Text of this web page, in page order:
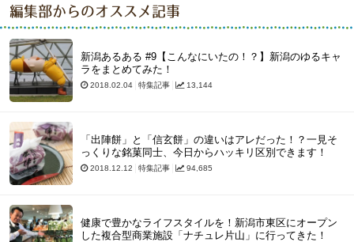
編集部からのオススメ記事
新潟あるある #9【こんなにいたの！？】新潟のゆるキャ
ラをまとめてみた！
2018.02.04 特集記事 13,144
「出陣餅」と「信玄餅」の違いはアレだった！？一見そ
っくりな銘菓同士、今日からハッキリ区別できます！
2018.12.12 特集記事 94,685
健康で豊かなライフスタイルを！新潟市東区にオープン
した複合型商業施設「ナチュレ片山」に行ってきた！